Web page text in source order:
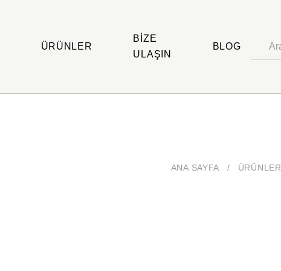
ÜRÜNLER
BIZE
ULAŞIN
BLOG
ANA SAYFA / ÜRÜNLER